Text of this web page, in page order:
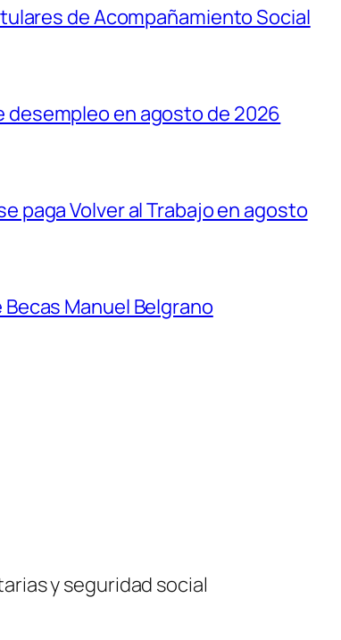
de Acompañamiento Social
desempleo en agosto de 2026
paga Volver al Trabajo en agosto
Manuel Belgrano
y seguridad social